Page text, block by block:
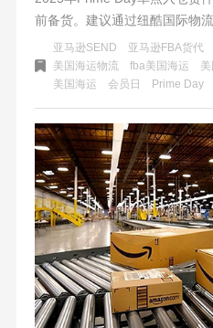
前备货。建议通过纽酷国际物
美东仓5月5日前发运，推荐快
海外仓应急补货。纽酷提供清
精准控时、高效抢占旺季流量。
亚马逊SEND 亚马逊FBA货代
美国海运物流
fba美国海运
美国海运
会员日 Prime Day